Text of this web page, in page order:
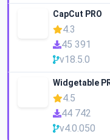
CapCut PRO
4.3
45 391
v18.5.0
Widgetable
4.5
44 742
v4.0.050